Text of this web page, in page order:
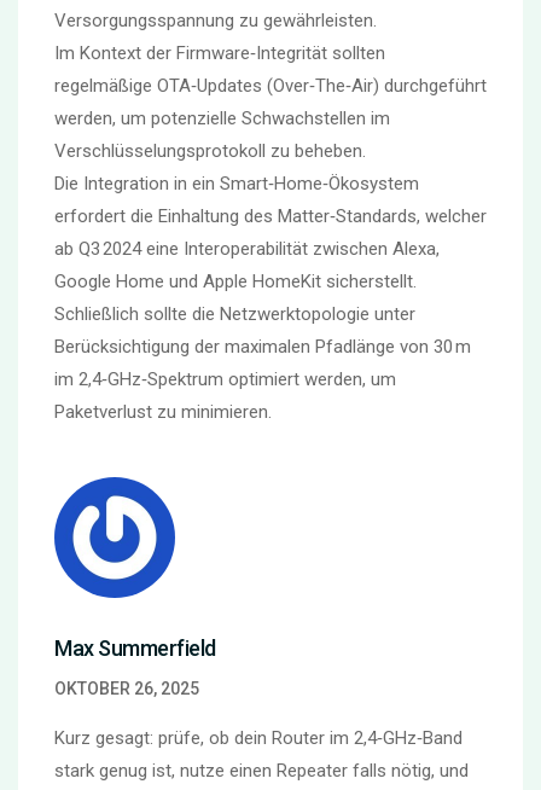
Versorgungsspannung zu gewährleisten.
Im Kontext der Firmware‑Integrität sollten
regelmäßige OTA‑Updates (Over‑The‑Air) durchgeführt
werden, um potenzielle Schwachstellen im
Verschlüsselungsprotokoll zu beheben.
Die Integration in ein Smart‑Home‑Ökosystem
erfordert die Einhaltung des Matter‑Standards, welcher
ab Q3 2024 eine Interoperabilität zwischen Alexa,
Google Home und Apple HomeKit sicherstellt.
Schließlich sollte die Netzwerktopologie unter
Berücksichtigung der maximalen Pfadlänge von 30 m
im 2,4‑GHz‑Spektrum optimiert werden, um
Paketverlust zu minimieren.
Max Summerfield
OKTOBER 26, 2025
Kurz gesagt: prüfe, ob dein Router im 2,4‑GHz‑Band
stark genug ist, nutze einen Repeater falls nötig, und